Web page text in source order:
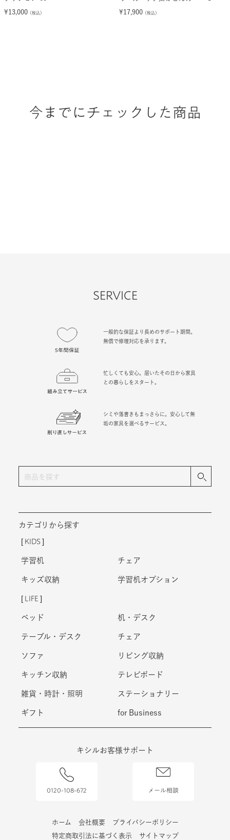
¥13,000 （税込） ¥17,900 （税込）
今までにチェックした商品
SERVICE
一般的な保証より長めのサポート期間。
無償で修理対応を承ります。
忙しくても安心。届いたその日から家具
との暮らしをスタート。
シミや落書きもまっさらに。安心して無
垢の家具を選べるサービス。
カテゴリから探す
KIDS
学習机 チェア
キッズ収納 学習机オプション
LIFE
ベッド 机・デスク
テーブル・デスク チェア
ソファ リビング収納
キッチン収納 テレビボード
雑貨・時計・照明 ステーショナリー
ギフト for Business
キシルお客様サポート
0120-108-672 メール相談
ホーム 会社概要
プライバシーポリシー
特定商取引法に基づく表示
サイトマップ